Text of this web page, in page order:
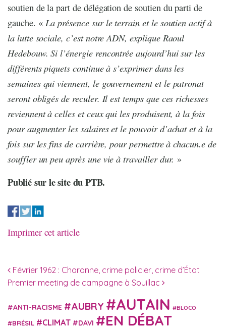
soutien de la part de délégation de soutien du parti de
gauche. «La présence sur le terrain et le soutien actif à
la lutte sociale, c’est notre ADN, explique Raoul
Hedebouw. Si l’énergie rencontrée aujourd’hui sur les
différents piquets continue à s’exprimer dans les
semaines qui viennent, le gouvernement et le patronat
seront obligés de reculer. Il est temps que ces richesses
reviennent à celles et ceux qui les produisent, à la fois
pour augmenter les salaires et le pouvoir d’achat et à la
fois sur les fins de carrière, pour permettre à chacun.e de
souffler un peu après une vie à travailler dur. »
Publié sur le site du PTB.
Imprimer cet article
Navigation des articles
Février 1962 : Charonne, crime policier, crime d’État
Premier meeting de campagne à Souillac
ANTI-RACISME AUBRY AUTAIN BLOCO
BRÉSIL CLIMAT DAVI EN DÉBAT